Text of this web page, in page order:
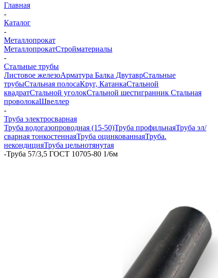
Главная
-
Каталог
-
Металлопрокат
МеталлопрокатСтройматериалы
-
Стальные трубы
Листовое железоАрматура Балка ДвутаврСтальные
трубыСтальная полосаКруг, КатанкаСтальной
квадратСтальной уголокСтальной шестигранник Стальная
проволокаШвеллер
-
Труба электросварная
Труба водогазопроводная (15-50)Труба профильнаяТруба эл/
сварная тонкостеннаяТруба оцинкованнаяТруба.
некондицияТруба цельнотянутая
-Труба 57/3,5 ГОСТ 10705-80 1/6м